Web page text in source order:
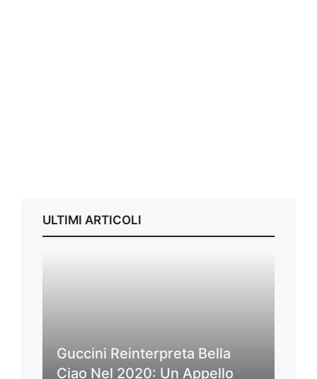
ULTIMI ARTICOLI
Guccini Reinterpreta Bella
Ciao Nel 2020: Un Appello